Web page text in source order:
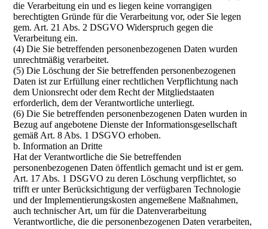
die Verarbeitung ein und es liegen keine vorrangigen
berechtigten Gründe für die Verarbeitung vor, oder Sie legen
gem. Art. 21 Abs. 2 DSGVO Widerspruch gegen die
Verarbeitung ein.
(4) Die Sie betreffenden personenbezogenen Daten wurden
unrechtmäßig verarbeitet.
(5) Die Löschung der Sie betreffenden personenbezogenen
Daten ist zur Erfüllung einer rechtlichen Verpflichtung nach
dem Unionsrecht oder dem Recht der Mitgliedstaaten
erforderlich, dem der Verantwortliche unterliegt.
(6) Die Sie betreffenden personenbezogenen Daten wurden in
Bezug auf angebotene Dienste der Informationsgesellschaft
gemäß Art. 8 Abs. 1 DSGVO erhoben.
b. Information an Dritte
Hat der Verantwortliche die Sie betreffenden
personenbezogenen Daten öffentlich gemacht und ist er gem.
Art. 17 Abs. 1 DSGVO zu deren Löschung verpflichtet, so
trifft er unter Berücksichtigung der verfügbaren Technologie
und der Implementierungskosten angemeßene Maßnahmen,
auch technischer Art, um für die Datenverarbeitung
Verantwortliche, die die personenbezogenen Daten verarbeiten,